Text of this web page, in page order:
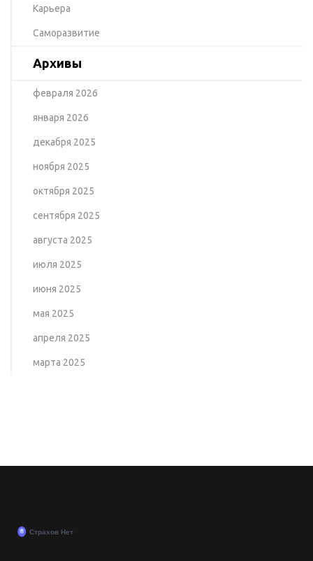
Карьера
Саморазвитие
Архивы
февраля 2026
января 2026
декабря 2025
ноября 2025
октября 2025
сентября 2025
августа 2025
июля 2025
июня 2025
мая 2025
апреля 2025
марта 2025